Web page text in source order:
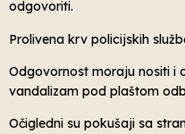
odgovoriti.
Prolivena krv policijskih
Odgovornost moraju nositi i
vandalizam pod plaštom
Očigledni su pokušaji sa